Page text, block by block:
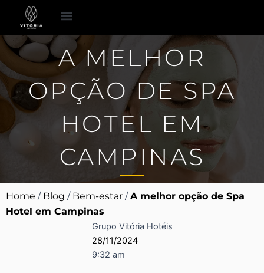
o
conteúdo
A MELHOR
OPÇÃO DE SPA
HOTEL EM
CAMPINAS
Home / Blog / Bem-estar /A melhor opção de Spa
Hotel em Campinas
Grupo Vitória Hotéis
28/11/2024
9:32 am